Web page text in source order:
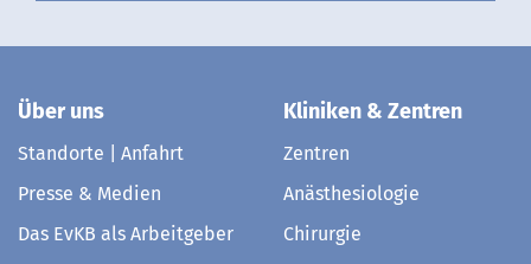
Über uns
Standorte | Anfahrt
Presse & Medien
Das EvKB als Arbeitgeber
Kliniken & Zentren
Zentren
Anästhesiologie
Chirurgie